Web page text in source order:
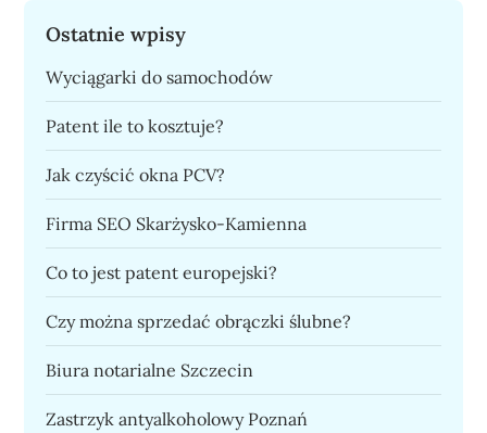
Ostatnie wpisy
Wyciągarki do samochodów
Patent ile to kosztuje?
Jak czyścić okna PCV?
Firma SEO Skarżysko-Kamienna
Co to jest patent europejski?
Czy można sprzedać obrączki ślubne?
Biura notarialne Szczecin
Zastrzyk antyalkoholowy Poznań